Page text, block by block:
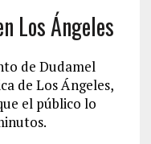
Los Ángeles
de Dudamel
de Los Ángeles,
el público lo